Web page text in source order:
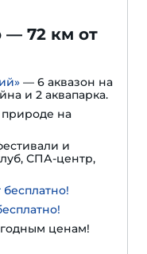
— 72 км от
— 6 аквазон на
и 2 аквапарка.
на
и
СПА-центр,
ценам!